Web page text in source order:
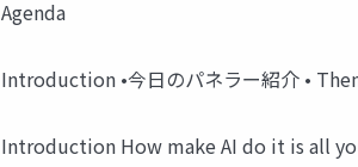
Agenda
Introduction •今日のパネラー紹介 •
Introduction How make AI do it is all